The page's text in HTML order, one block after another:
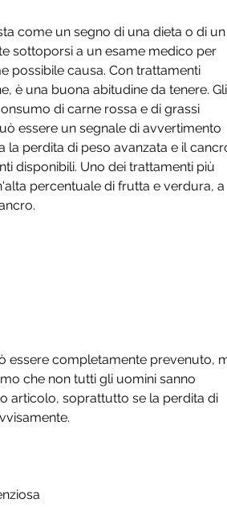
come un segno di una dieta o di un
sottoporsi a un esame medico per
possibile causa. Con trattamenti
è una buona abitudine da tenere. Gli
di carne rossa e di grassi
essere un segnale di avvertimento
perdita di peso avanzata e il
disponibili. Uno dei trattamenti più
percentuale di frutta e verdura, a
essere completamente prevenuto,
che non tutti gli uomini sanno
articolo, soprattutto se la perdita di